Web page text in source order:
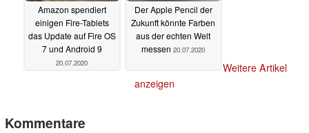
Amazon spendiert
einigen Fire-Tablets
das Update auf Fire OS
7 und Android 9
20.07.2020
Der Apple Pencil der
Zukunft könnte Farben
aus der echten Welt
messen 20.07.2020
Weitere Artikel
anzeigen
Kommentare